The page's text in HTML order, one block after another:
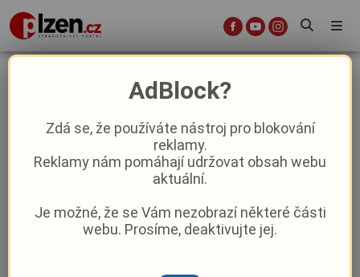
Startuje sezóna školních výletů:
Neohlášené skupiny mohou vlaky
zablokovat, IDPK vydává jasný
manuál
Pavel Žižka–26. 5. 10:38
AdBlock?
Zdá se, že používáte nástroj pro blokování
reklamy.
Reklamy nám pomáhají udržovat obsah webu
aktuální.
Je možné, že se Vám nezobrazí některé části
webu. Prosíme, deaktivujte jej.